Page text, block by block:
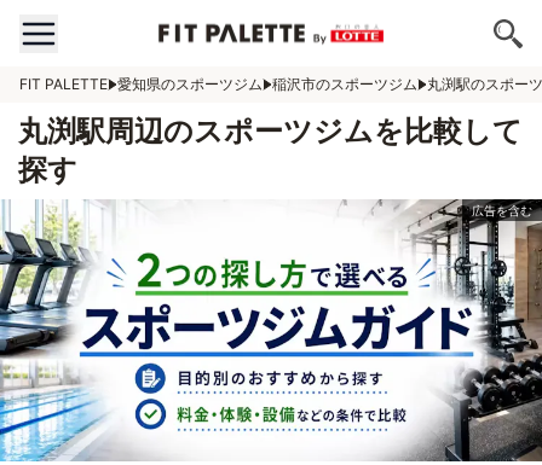
FIT PALETTE 愛知県のスポーツジム 稲沢市のスポーツジム 丸渕駅のスポー
丸渕駅周辺のスポーツジムを比較して
探す